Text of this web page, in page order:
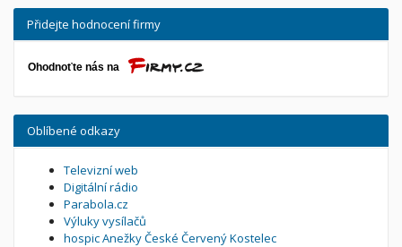
Přidejte hodnocení firmy
Oblíbené odkazy
Televizní web
Digitální rádio
Parabola.cz
Výluky vysílačů
hospic Anežky České Červený Kostelec